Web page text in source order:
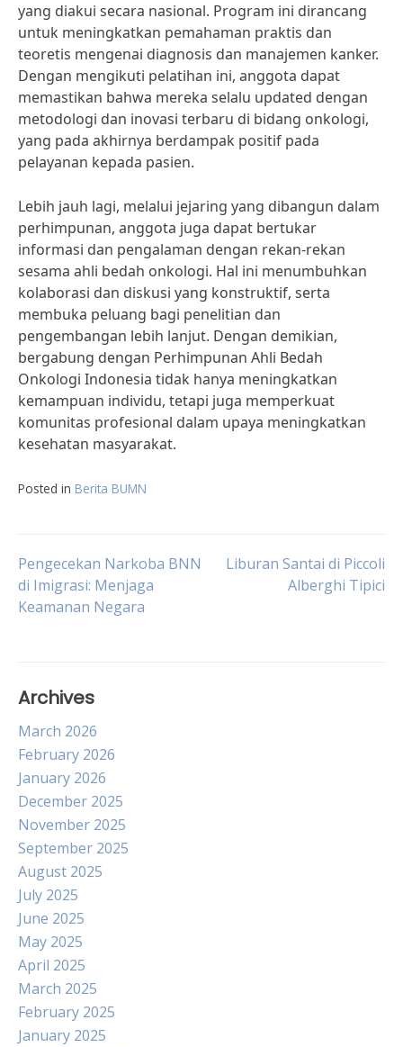
yang diakui secara nasional. Program ini dirancang
untuk meningkatkan pemahaman praktis dan
teoretis mengenai diagnosis dan manajemen kanker.
Dengan mengikuti pelatihan ini, anggota dapat
memastikan bahwa mereka selalu updated dengan
metodologi dan inovasi terbaru di bidang onkologi,
yang pada akhirnya berdampak positif pada
pelayanan kepada pasien.
Lebih jauh lagi, melalui jejaring yang dibangun dalam
perhimpunan, anggota juga dapat bertukar
informasi dan pengalaman dengan rekan-rekan
sesama ahli bedah onkologi. Hal ini menumbuhkan
kolaborasi dan diskusi yang konstruktif, serta
membuka peluang bagi penelitian dan
pengembangan lebih lanjut. Dengan demikian,
bergabung dengan Perhimpunan Ahli Bedah
Onkologi Indonesia tidak hanya meningkatkan
kemampuan individu, tetapi juga memperkuat
komunitas profesional dalam upaya meningkatkan
kesehatan masyarakat.
Posted in Berita BUMN
Post
navigation
Pengecekan Narkoba BNN
di Imigrasi: Menjaga
Keamanan Negara
Liburan Santai di Piccoli
Alberghi Tipici
Archives
March 2026
February 2026
January 2026
December 2025
November 2025
September 2025
August 2025
July 2025
June 2025
May 2025
April 2025
March 2025
February 2025
January 2025